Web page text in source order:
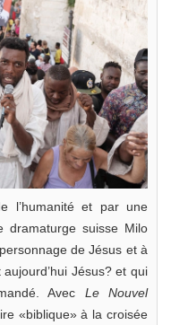
l’humanité et par une
dramaturge suisse Milo
de Jésus et à
Jésus? et qui
Avec Le Nouvel
«biblique» à la croisée